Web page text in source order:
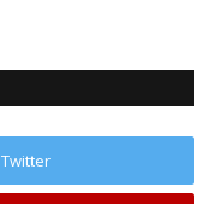
Twitter